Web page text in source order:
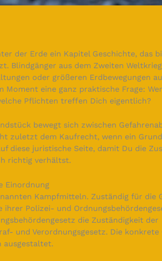
der Erde ein Kapitel Geschichte, das
Blindgänger aus dem Zweiten
oder größeren Erdbewegungen
eine ganz praktische Frage:
Pflichten treffen Dich eigentlich?
bewegt sich zwischen
zuletzt dem Kaufrecht, wenn ein
diese juristische Seite, damit Du die
richtig verhältst.
Einordnung
Kampfmitteln. Zuständig für die
ihrer Polizei- und
die Zuständigkeit der
und Verordnungsgesetz. Die
ausgestaltet.